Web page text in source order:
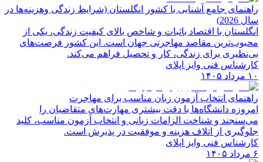
راهنمای جامع آشنایی با کشور انگلستان (شرایط زندگی وهزینه‌ها در
سال 2026)
انگلستان با اقتصاد باثبات و شاخص‌ بالای کیفیت زندگی، یکی از
محبوب‌ترین مقاصد مهاجرتی جهان است. این کشور فرصت‌های
بی‌نظیری برای زندگی، کار و تحصیل فراهم می‌کند.
کارشناس فنی وایز اپلای
۱۰ مرداد ۱۴۰۵
راهنمای انتخاب آزمون زبان مناسب برای مهاجرت
امروزه دانشگاه‌ها با دقت بیشتری مهارت‌های متقاضیان را
می‌سنجند و شناخت الزامات زبانی و انتخاب آزمون مناسب، کلید
جلوگیری از اتلاف هزینه و موفقیت در پذیرش است.
کارشناس فنی وایز اپلای
۶ مرداد ۱۴۰۵